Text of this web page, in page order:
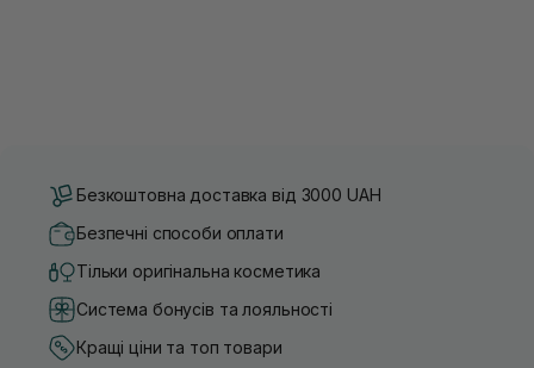
Безкоштовна доставка від 3000 UAH
Безпечні способи оплати
Тільки оригінальна косметика
Система бонусів та лояльності
Кращі ціни та топ товари